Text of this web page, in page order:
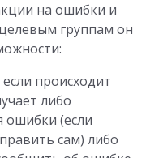
на ошибки и
группам он
если происходит
либо
ошибки (если
сам) либо